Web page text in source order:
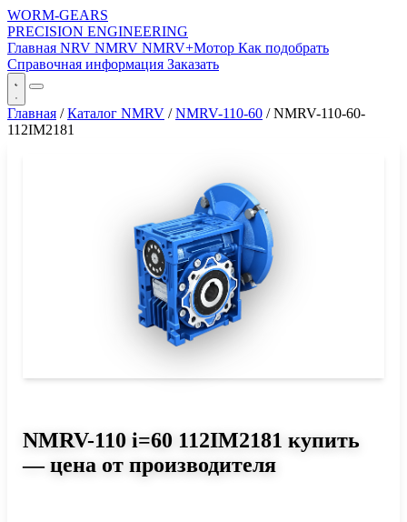
WORM-GEARS
PRECISION ENGINEERING
Главная NRV NMRV NMRV+Мотор Как подобрать
Справочная информация Заказать
Главная / Каталог NMRV / NMRV-110-60 / NMRV-110-60-
112IM2181
NMRV-110 i=60 112IM2181 купить
— цена от производителя